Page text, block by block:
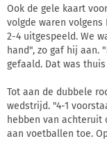
Ook de gele kaart
volgde waren
2-4 uitgespeeld. We
hand", zo gaf hij aan.
gefaald. Dat was
Tot aan de dubbele
wedstrijd. "4-1
hebben van achteruit
aan voetballen toe.